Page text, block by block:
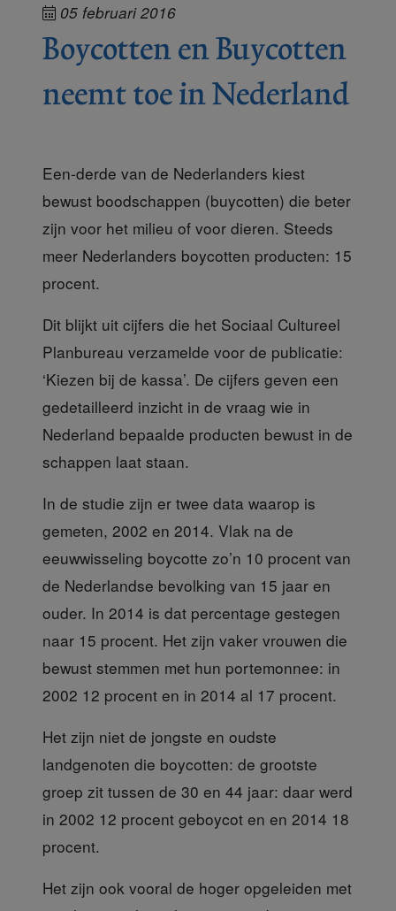
05 februari 2016
Boycotten en Buycotten
neemt toe in Nederland
Een-derde van de Nederlanders kiest
bewust boodschappen (buycotten) die beter
zijn voor het milieu of voor dieren. Steeds
meer Nederlanders boycotten producten: 15
procent.
Dit blijkt uit cijfers die het Sociaal Cultureel
Planbureau verzamelde voor de publicatie:
‘Kiezen bij de kassa’. De cijfers geven een
gedetailleerd inzicht in de vraag wie in
Nederland bepaalde producten bewust in de
schappen laat staan.
In de studie zijn er twee data waarop is
gemeten, 2002 en 2014. Vlak na de
eeuwwisseling boycotte zo’n 10 procent van
de Nederlandse bevolking van 15 jaar en
ouder. In 2014 is dat percentage gestegen
naar 15 procent. Het zijn vaker vrouwen die
bewust stemmen met hun portemonnee: in
2002 12 procent en in 2014 al 17 procent.
Het zijn niet de jongste en oudste
landgenoten die boycotten: de grootste
groep zit tussen de 30 en 44 jaar: daar werd
in 2002 12 procent geboycot en en 2014 18
procent.
Het zijn ook vooral de hoger opgeleiden met